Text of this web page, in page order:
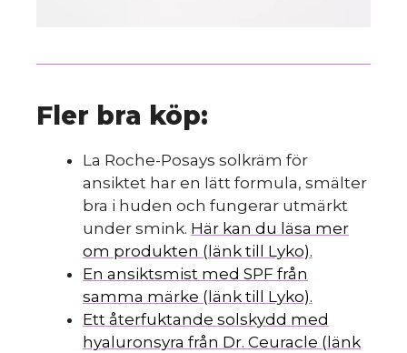
Fler bra köp:
La Roche-Posays solkräm för
ansiktet har en lätt formula, smälter
bra i huden och fungerar utmärkt
under smink. Här kan du läsa mer
om produkten (länk till Lyko).
En ansiktsmist med SPF från
samma märke (länk till Lyko).
Ett återfuktande solskydd med
hyaluronsyra från Dr. Ceuracle (länk